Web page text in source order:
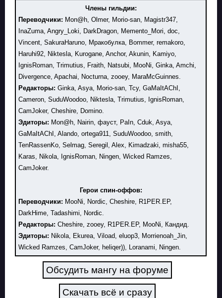
Члены гильдии:
Переводчики: Mon@h, Olmer, Morio-san, Magistr347,
InaZuma, Angry_Loki, DarkDragon, Memento_Mori, doc,
Vincent, SakuraHaruno, Мракобулка, Bommer, remakoro,
Haruhi92, Niktesla, Kurogane, Anchor, Akunin, Kamiyo,
IgnisRoman, Trimutius, Fraith, Natsubi, MooNi, Ginka, Amchi,
Divergence, Apachai, Nocturna, zooey, MaraMcGuinnes.
Редакторы: Ginka, Asya, Morio-san, Тсу, GaMaItAChI,
Cameron, SuduWoodoo, Niktesla, Trimutius, IgnisRoman,
CamJoker, Cheshire, Domino.
Эдиторы: Mon@h, Nairin, фауст, PaIn, Cduk, Asya,
GaMaItAChI, Alando, ortega911, SuduWoodoo, smith,
TenRassenKo, Selmag, Seregil, Alex, Kimadzaki, misha55,
Karas, Nikola, IgnisRoman, Ningen, Wicked Ramzes,
CamJoker.
Герои спин-оффов:
Переводчики: MooNi, Nordic, Cheshire, R1PER.EP,
DarkHime, Tadashimi, Nordic.
Редакторы: Cheshire, zooey, R1PER.EP, MooNi, Кандид.
Эдиторы: Nikola, Ekurea, Viload, eluop3, Morrienoah_Jin,
Wicked Ramzes, CamJoker, heliqer)), Loranami, Ningen.
Обсудить мангу на форуме
Скачать всё и сразу